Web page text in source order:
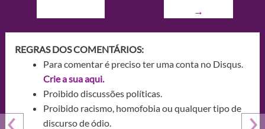
→
REGRAS DOS COMENTÁRIOS:
Para comentar é preciso ter uma conta no Disqus.
Crie a sua aqui.
Proibido discussões políticas.
Proibido racismo, homofobia ou qualquer tipo de
discurso de ódio.